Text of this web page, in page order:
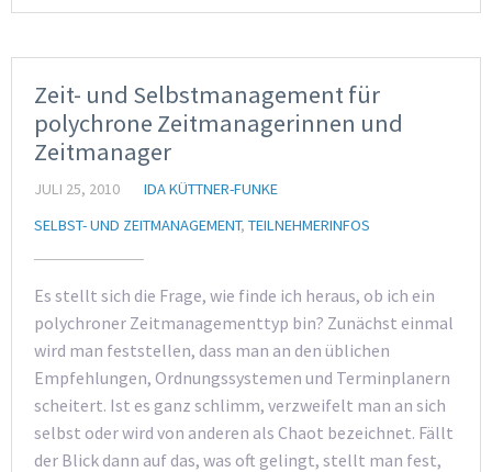
Zeit- und Selbstmanagement für
polychrone Zeitmanagerinnen und
Zeitmanager
JULI 25, 2010
IDA KÜTTNER-FUNKE
SELBST- UND ZEITMANAGEMENT, TEILNEHMERINFOS
Es stellt sich die Frage, wie finde ich heraus, ob ich ein
polychroner Zeitmanagementtyp bin? Zunächst einmal
wird man feststellen, dass man an den üblichen
Empfehlungen, Ordnungssystemen und Terminplanern
scheitert. Ist es ganz schlimm, verzweifelt man an sich
selbst oder wird von anderen als Chaot bezeichnet. Fällt
der Blick dann auf das, was oft gelingt, stellt man fest,